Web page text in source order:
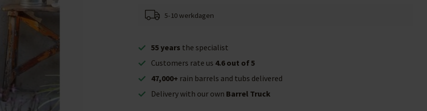
5-10 werkdagen
55 years the specialist
Customers rate us 4.6 out of 5
47,000+ rain barrels and tubs delivered
Delivery with our own Barrel Truck